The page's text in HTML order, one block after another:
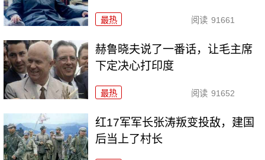
最热 阅读 91661
赫鲁晓夫说了一番话，让毛主席
下定决心打印度
最热 阅读 91652
红17军军长张涛叛变投敌，建国
后当上了村长